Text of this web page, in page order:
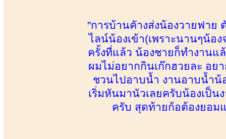
"การบ้านคัางส่งน้องวายฟาย
ไลน์น้องเข้า(เพราะนานๆน้อ
ครั้งที่แล้ว น้องชายก็ทำงานแ
ผมไม่อยากกินเก๊กฮวยละ อ
ชวนไปอาบน้ำ งานอาบน้ำน้
เริ่มหันมานัวเลยครับน้องเป็
ครับ สุดท้ายก้อต้องยอม